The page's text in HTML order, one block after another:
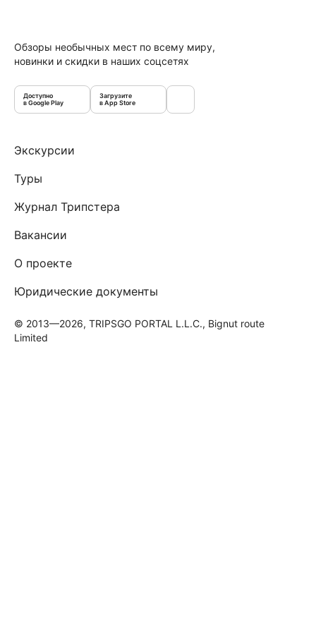
Обзоры необычных мест по всему миру,
новинки и скидки в наших соцсетях
Доступно
в Google Play
Загрузите
в App Store
Экскурсии
Туры
Журнал Трипстера
Вакансии
О проекте
Юридические документы
© 2013—2026, TRIPSGO PORTAL L.L.C., Bignut route
Limited